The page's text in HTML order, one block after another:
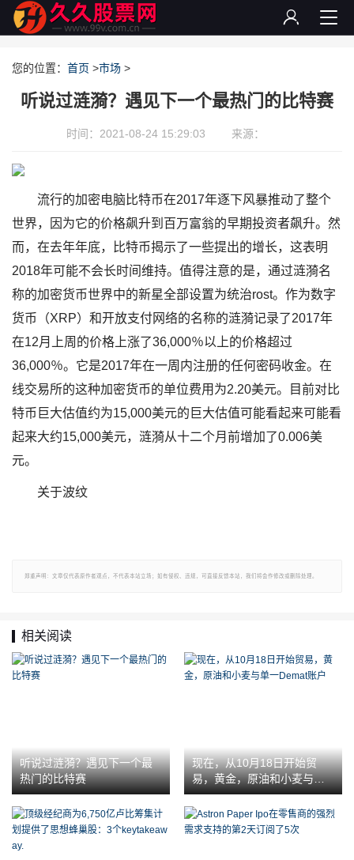
您的位置： 首页 >市场 >
听说过涟漪？遇见下一个最热门的比特赛
时间：2021-08-24 15:29:03 来源：
流行的加密电脑比特币在2017年逐下风暴推动了整个
世界，因为它的价格飙升到百万富翁的早期投资者飙升。然
而，在去年年底，比特币揭示了一些提出的增长，这表明
2018年可能不会长时间维持。值得注意的是，通过涟漪名
称的加密货币世界中的新星全部设置为统治rost。作为数字
货币（XRP）和开放支付网络的名称的涟漪记录了2017年
在12月上周的价格上涨了36,000％以上的价格超过
36,000％。它是2017年在一周内注册的任何密码收金。在
线交易所的这种加密货币的单位费用为2.20美元。目前对比
特币巨大估值约为15,000美元的巨大估值可能看起来可能看
起来大约15,000美元，涟漪从十二个月前增加了0.006美
元。
关于波纹
郑重声明：文章仅代表原作者观点，不代表本站立场；如有侵权、违规，可直接反馈本站，我们将会作修改或删除处理。
相关阅读
听说过涟漪？遇见下一个最
热门的比特赛
现在，从10月18日开始贸
易，黄金，原油和小麦与单
一Demat账户